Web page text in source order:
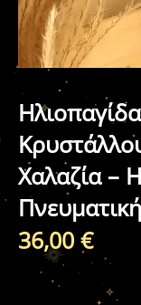
Χαλαζία –
36,00 €